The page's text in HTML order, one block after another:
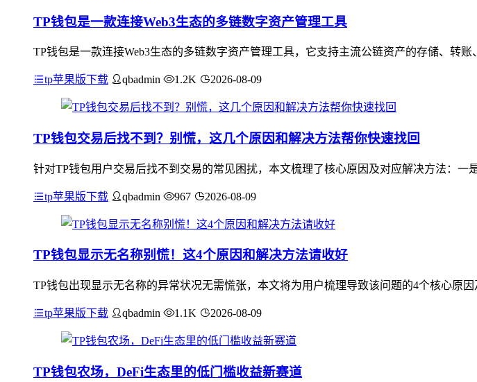
TP钱包是一款连接Web3生态的多链数字资产管理工具
TP钱包是一款连接Web3生态的多链数字资产管理工具，它支持主流公链资产的存储、转
tp苹果版下载 qbadmin 1.2K 2026-08-09
TP钱包交易后找不到？别慌，这几个原因和解决方法帮你快速找回
针对TP钱包用户交易后找不到交易的常见困扰，本文梳理了核心原因及对应解决方法：
tp苹果版下载 qbadmin 967 2026-08-09
TP钱包显示无名称别慌！这4个原因和解决方法请收好
TP钱包出现显示无名称的异常状况无需慌张，本文将为用户梳理导致该问题的4个核心原
tp苹果版下载 qbadmin 1.1K 2026-08-09
TP钱包农场，DeFi生态里的低门槛收益新赛道